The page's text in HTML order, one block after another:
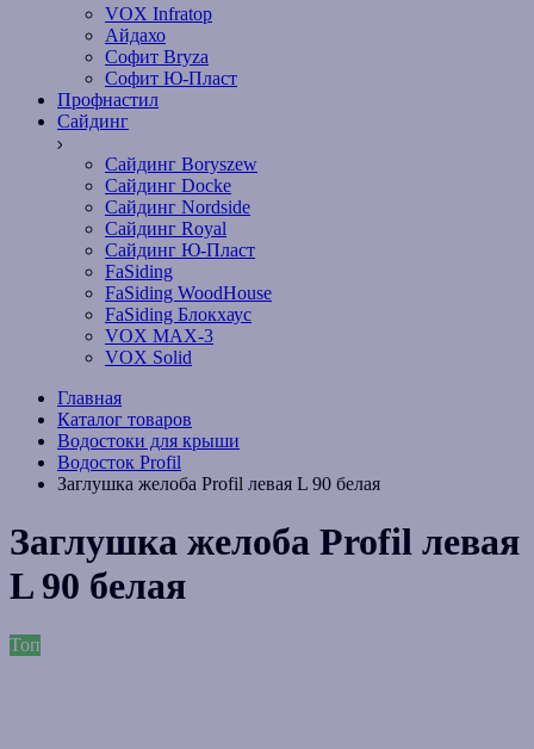
VOX Infratop
Айдахо
Софит Bryza
Софит Ю-Пласт
Профнастил
Сайдинг
Сайдинг Boryszew
Сайдинг Docke
Сайдинг Nordside
Сайдинг Royal
Сайдинг Ю-Пласт
FaSiding
FaSiding WoodHouse
FaSiding Блокхаус
VOX MAX-3
VOX Solid
Главная
Каталог товаров
Водостоки для крыши
Водосток Profil
Заглушка желоба Profil левая L 90 белая
Заглушка желоба Profil левая
L 90 белая
Топ